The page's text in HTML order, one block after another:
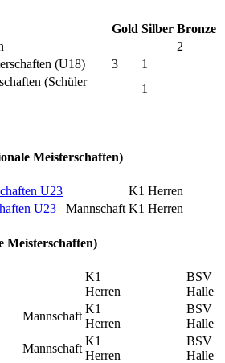
Gold Silber Bronze
2
(U18)
3
1
(Schüler
1
Meisterschaften)
U23
K1 Herren
U23 Mannschaft K1 Herren
Meisterschaften)
K1
Herren
BSV
Halle
Mannschaft
K1
Herren
BSV
Halle
Mannschaft
K1
Herren
BSV
Halle